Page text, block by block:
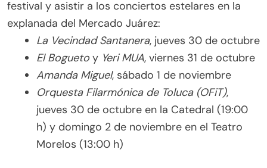
festival y asistir a los conciertos estelares en la
explanada del Mercado Juárez:
La Vecindad Santanera, jueves 30 de octubre
El Bogueto y Yeri MUA, viernes 31 de octubre
Amanda Miguel, sábado 1 de noviembre
Orquesta Filarmónica de Toluca (OFiT),
jueves 30 de octubre en la Catedral (19:00
h) y domingo 2 de noviembre en el Teatro
Morelos (13:00 h)